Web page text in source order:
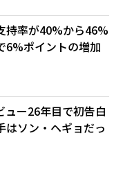
持率が40%から46%
6%ポイントの増加
ュー26年目で初告白
はソン・ヘギョだっ